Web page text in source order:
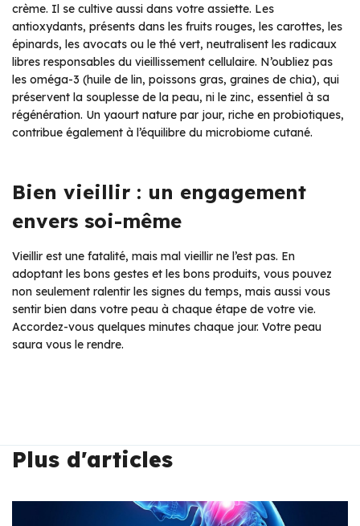
crème. Il se cultive aussi dans votre assiette. Les
antioxydants, présents dans les fruits rouges, les carottes, les
épinards, les avocats ou le thé vert, neutralisent les radicaux
libres responsables du vieillissement cellulaire. N’oubliez pas
les oméga-3 (huile de lin, poissons gras, graines de chia), qui
préservent la souplesse de la peau, ni le zinc, essentiel à sa
régénération. Un yaourt nature par jour, riche en probiotiques,
contribue également à l’équilibre du microbiome cutané.
Bien vieillir : un engagement
envers soi-même
Vieillir est une fatalité, mais mal vieillir ne l’est pas. En
adoptant les bons gestes et les bons produits, vous pouvez
non seulement ralentir les signes du temps, mais aussi vous
sentir bien dans votre peau à chaque étape de votre vie.
Accordez-vous quelques minutes chaque jour. Votre peau
saura vous le rendre.
Plus d'articles